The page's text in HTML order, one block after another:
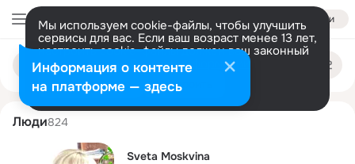
Войти
Мы используем cookie-файлы, чтобы улучшить
сервисы для вас. Если ваш возраст менее 13 лет,
настроить cookie-файлы должен ваш законный
представитель. Больше информации
Разрешить все Настроить
Поиск
людям
sveta moskvina
Люди824
Sveta Moskvina
Информация о контенте
на платформе — здесь